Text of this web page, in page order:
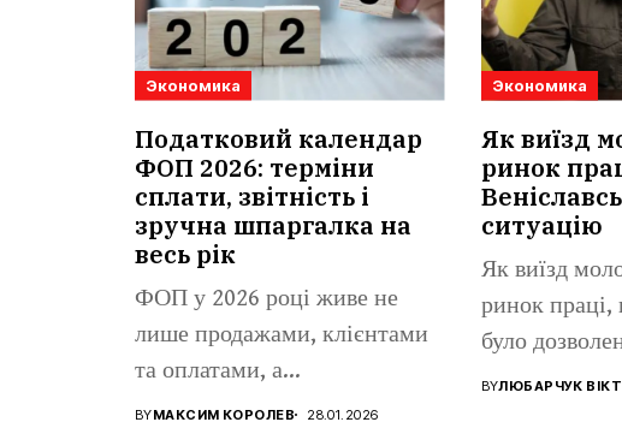
Экономика
Податковий календар
ФОП 2026: терміни
сплати, звітність і
зручна шпаргалка на
весь рік
ФОП у 2026 році живе не
лише продажами, клієнтами
та оплатами, а...
BYМАКСИМ КОРОЛЕВ 28.01.2026
Экономика
Як виїзд
ринок
ситуацію
Як виїзд
ринок праці,
було
BYЛЮБАРЧУК